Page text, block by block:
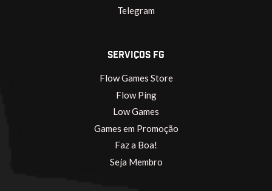
Telegram
SERVIÇOS FG
Flow Games Store
Flow Ping
Low Games
Games em Promoção
Faz a Boa!
Seja Membro